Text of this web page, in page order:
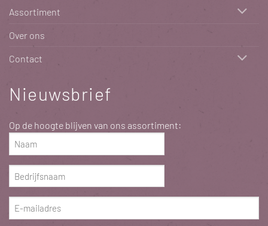
Assortiment
Over ons
Contact
Nieuwsbrief
Op de hoogte blijven van ons assortiment:
Naam
(Vereist)
Bedrijfsnaam
(Vereist)
E-
mailadres